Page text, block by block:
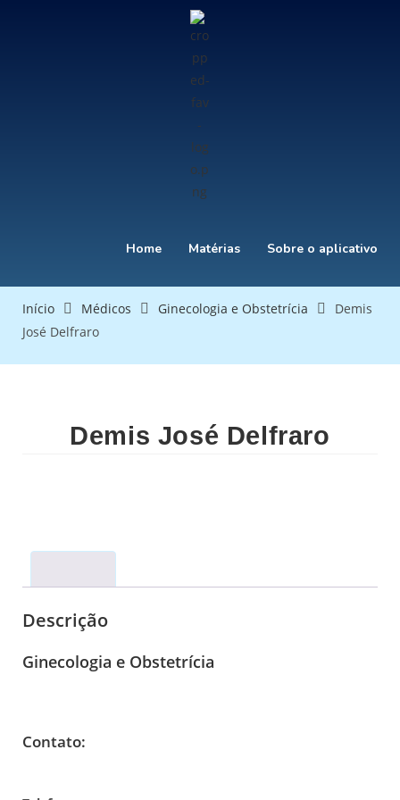
Home Matérias Sobre o aplicativo
Início Médicos Ginecologia e Obstetrícia
Demis
José Delfraro
Demis José Delfraro
Descrição
Ginecologia e Obstetrícia
Contato: